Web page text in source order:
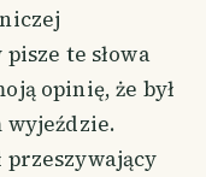
te słowa
opinię, że był
wyjeździe.
przeszywający